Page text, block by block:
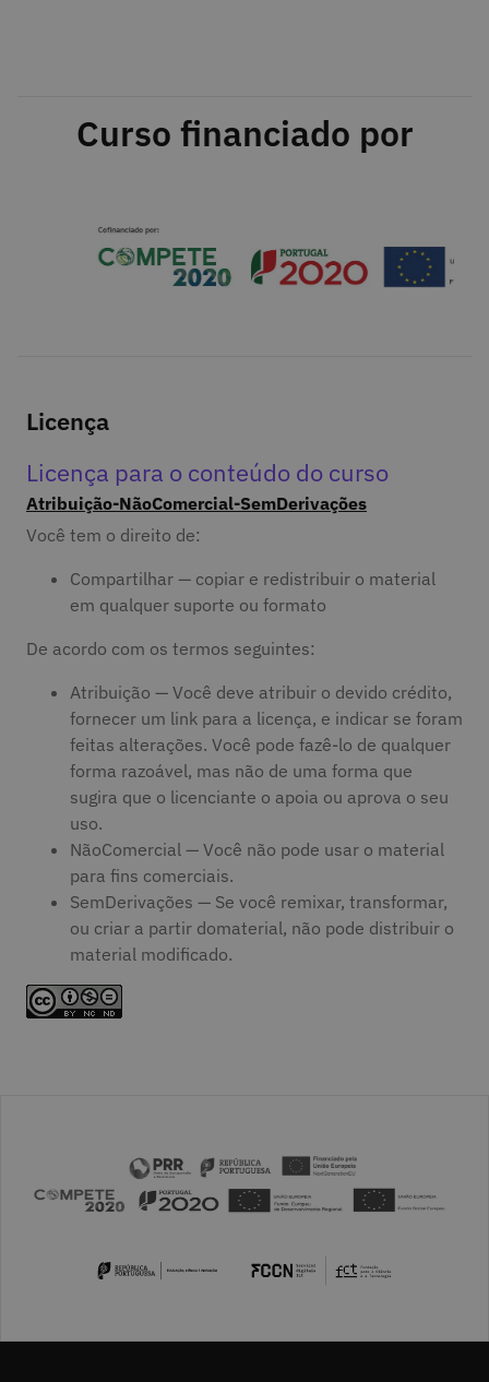
Curso financiado por
Licença
Licença para o conteúdo do curso
Atribuição-NãoComercial-SemDerivações
Você tem o direito de:
Compartilhar — copiar e redistribuir o material
em qualquer suporte ou formato
De acordo com os termos seguintes:
Atribuição — Você deve atribuir o devido crédito,
fornecer um link para a licença, e indicar se foram
feitas alterações. Você pode fazê-lo de qualquer
forma razoável, mas não de uma forma que
sugira que o licenciante o apoia ou aprova o seu
uso.
NãoComercial — Você não pode usar o material
para fins comerciais.
SemDerivações — Se você remixar, transformar,
ou criar a partir domaterial, não pode distribuir o
material modificado.